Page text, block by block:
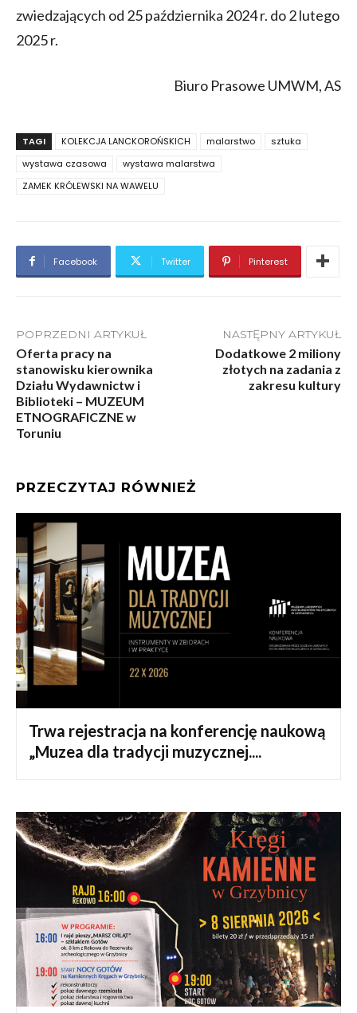
zwiedzających od 25 października 2024 r. do 2 lutego
2025 r.
Biuro Prasowe UMWM, AS
TAGI KOLEKCJA LANCKOROŃSKICH malarstwo
sztuka
wystawa czasowa
wystawa malarstwa
ZAMEK KRÓLEWSKI NA WAWELU
Facebook Twitter Pinterest
POPRZEDNI ARTYKUŁ
Oferta pracy na
stanowisku kierownika
Działu Wydawnictw i
Biblioteki – MUZEUM
ETNOGRAFICZNE w
Toruniu
NASTĘPNY ARTYKUŁ
Dodatkowe 2 miliony
złotych na zadania z
zakresu kultury
PRZECZYTAJ RÓWNIEŻ
Trwa rejestracja na konferencję naukową
„Muzea dla tradycji muzycznej....